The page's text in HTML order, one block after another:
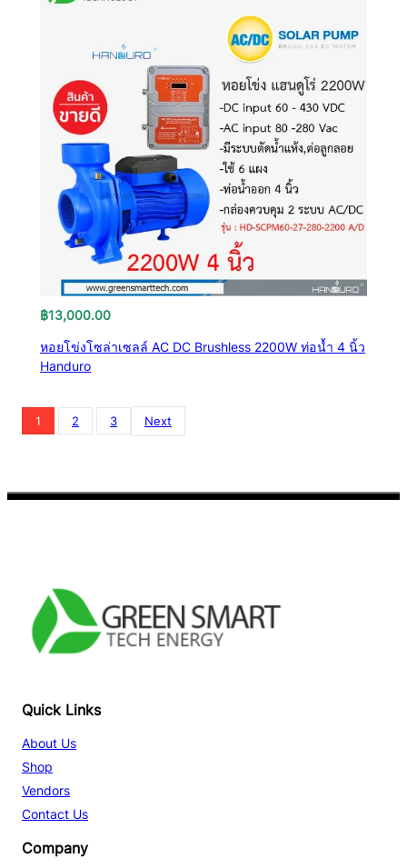
฿13,000.00
หอยโข่งโซล่าเซลล์ AC DC Brushless 2200W ท่อน้ำ 4 นิ้ว
Handuro
1 2 3 Next
Quick Links
About Us
Shop
Vendors
Contact Us
Company